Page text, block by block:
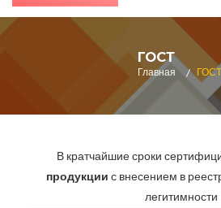
ГОСТ
Главная / ГОСТ
В кратчайшие сроки
продукциис внесением в
легитимности